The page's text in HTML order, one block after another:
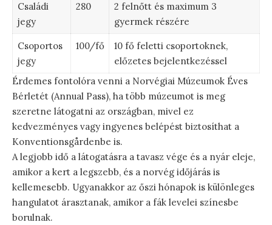
Családi
jegy
280
2 felnőtt és maximum 3
gyermek részére
Csoportos
jegy
100/fő
10 fő feletti csoportoknek,
előzetes bejelentkezéssel
Érdemes fontolóra venni a Norvégiai Múzeumok Éves
Bérletét (Annual Pass), ha több múzeumot is meg
szeretne látogatni az országban, mivel ez
kedvezményes vagy ingyenes belépést biztosíthat a
Konventionsgårdenbe is.
A legjobb idő a látogatásra a tavasz vége és a nyár eleje,
amikor a kert a legszebb, és a norvég időjárás is
kellemesebb. Ugyanakkor az őszi hónapok is különleges
hangulatot árasztanak, amikor a fák levelei színesbe
borulnak.